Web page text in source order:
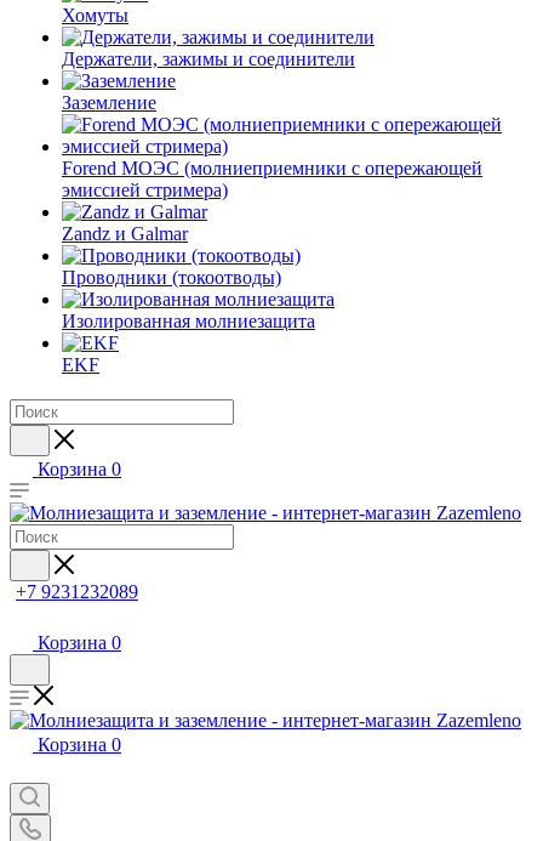
Хомуты
Держатели, зажимы и соединители
Заземление
Forend МОЭС (молниеприемники с опережающей
эмиссией стримера)
Zandz и Galmar
Проводники (токоотводы)
Изолированная молниезащита
EKF
Корзина 0
+7 9231232089
Корзина 0
Корзина 0